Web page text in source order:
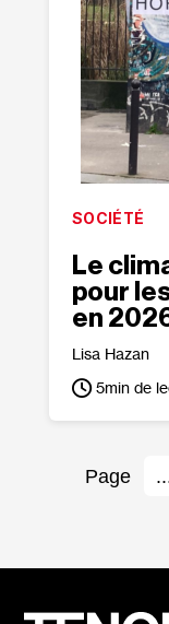
SOCIÉTÉ
Le
pour
en
Lisa Hazan
5min de